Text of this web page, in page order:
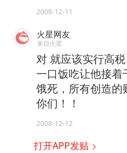
2008-12-11
火星网友
来自火星
对 就应该实行高
一口饭吃让他接着
饿死，所有创造的
你们！！
2008-12-12
打开APP发贴